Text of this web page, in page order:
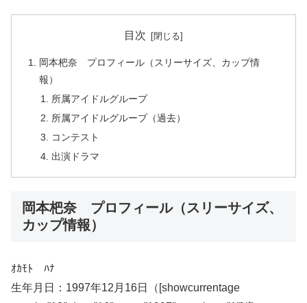
目次
岡本杷奈 プロフィール（スリーサイズ、カップ情
報）
所属アイドルグループ
所属アイドルグループ（過去）
コンテスト
出演ドラマ
岡本杷奈 プロフィール（スリーサイズ、
カップ情報）
ｵｶﾓﾄ ﾊﾅ
生年月日：1997年12月16日（[showcurrentage